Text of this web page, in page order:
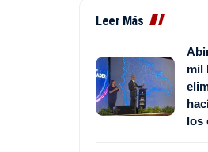
Leer Más
mil
los